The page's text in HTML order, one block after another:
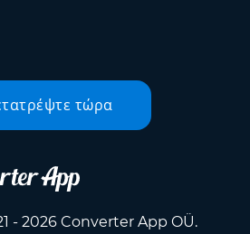
τώρα
- 2026 Converter App OÜ.